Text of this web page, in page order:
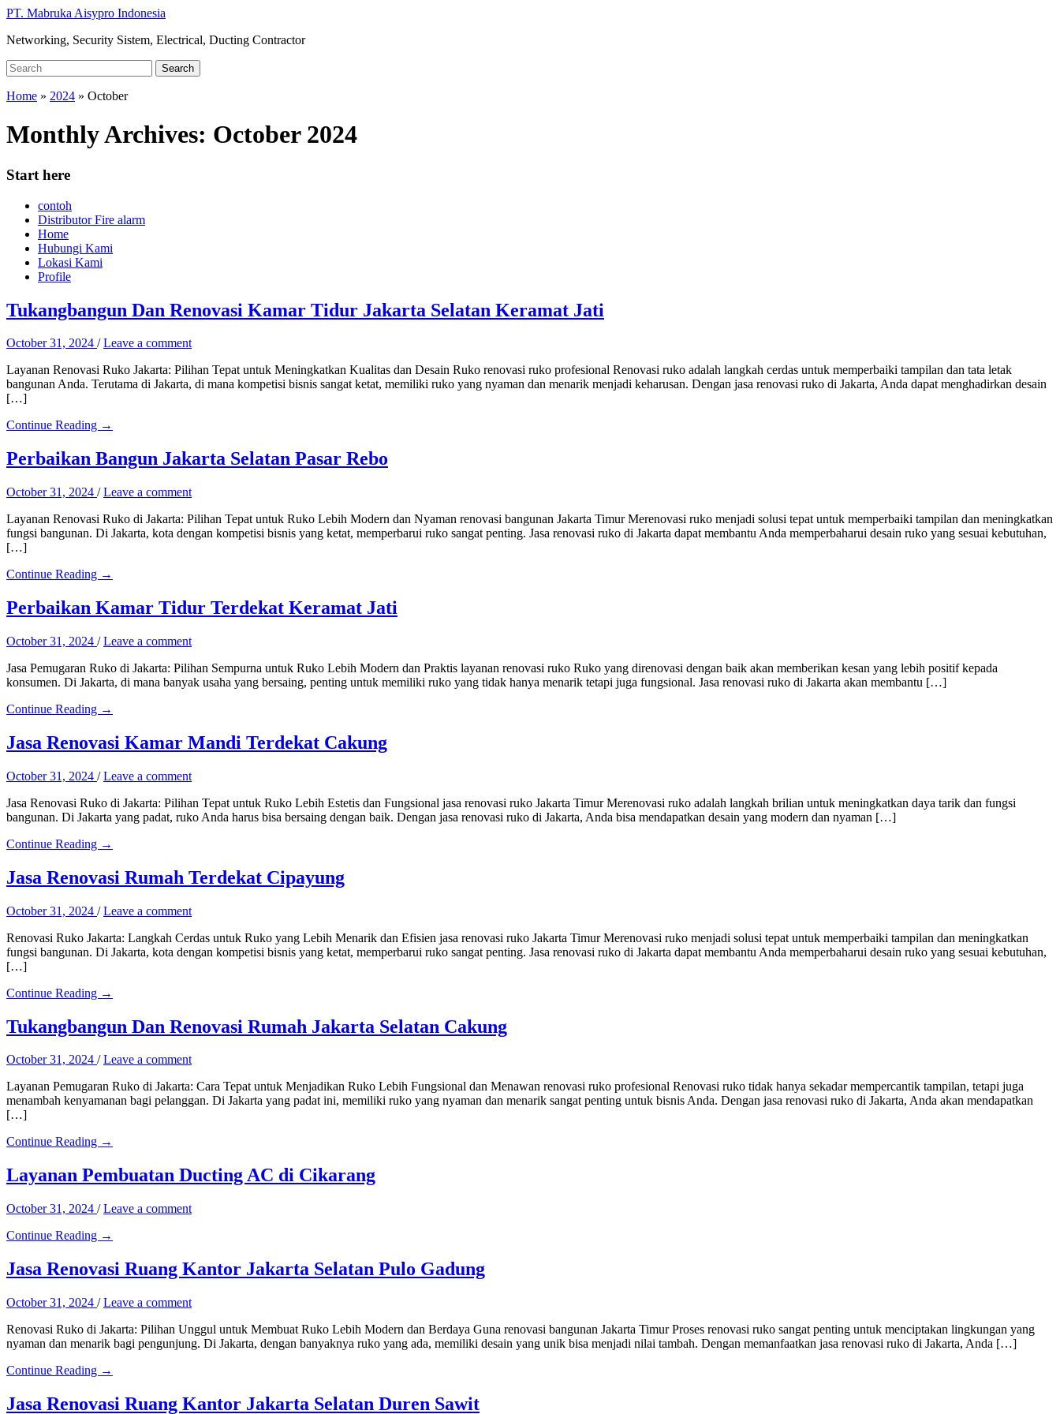
Skip
main
PT. Mabruka Aisypro Indonesia
Networking, Security Sistem, Electrical, Ducting Contractor
Search
for:
Search
Home » 2024 » October
Monthly Archives: October 2024
Start here
contoh
Distributor Fire alarm
Home
Hubungi Kami
Lokasi Kami
Profile
Tukangbangun Dan Renovasi Kamar Tidur Jakarta Selatan Keramat Jati
October 31, 2024 /Leave a comment
Layanan Renovasi Ruko Jakarta: Pilihan Tepat untuk Meningkatkan Kualitas dan Desain Ruko renovasi ruko profesional Renovasi ruko adalah langkah cerdas untuk memperbaiki tampilan dan tata letak
bangunan Anda. Terutama di Jakarta, di mana kompetisi bisnis sangat ketat, memiliki ruko yang nyaman dan menarik menjadi keharusan. Dengan jasa renovasi ruko di Jakarta, Anda dapat menghadirkan desain
[…]
Continue Reading →
Perbaikan Bangun Jakarta Selatan Pasar Rebo
October 31, 2024 /Leave a comment
Layanan Renovasi Ruko di Jakarta: Pilihan Tepat untuk Ruko Lebih Modern dan Nyaman renovasi bangunan Jakarta Timur Merenovasi ruko menjadi solusi tepat untuk memperbaiki tampilan dan meningkatkan
fungsi bangunan. Di Jakarta, kota dengan kompetisi bisnis yang ketat, memperbarui ruko sangat penting. Jasa renovasi ruko di Jakarta dapat membantu Anda memperbaharui desain ruko yang sesuai kebutuhan,
[…]
Continue Reading →
Perbaikan Kamar Tidur Terdekat Keramat Jati
October 31, 2024 /Leave a comment
Jasa Pemugaran Ruko di Jakarta: Pilihan Sempurna untuk Ruko Lebih Modern dan Praktis layanan renovasi ruko Ruko yang direnovasi dengan baik akan memberikan kesan yang lebih positif kepada
konsumen. Di Jakarta, di mana banyak usaha yang bersaing, penting untuk memiliki ruko yang tidak hanya menarik tetapi juga fungsional. Jasa renovasi ruko di Jakarta akan membantu […]
Continue Reading →
Jasa Renovasi Kamar Mandi Terdekat Cakung
October 31, 2024 /Leave a comment
Jasa Renovasi Ruko di Jakarta: Pilihan Tepat untuk Ruko Lebih Estetis dan Fungsional jasa renovasi ruko Jakarta Timur Merenovasi ruko adalah langkah brilian untuk meningkatkan daya tarik dan fungsi
bangunan. Di Jakarta yang padat, ruko Anda harus bisa bersaing dengan baik. Dengan jasa renovasi ruko di Jakarta, Anda bisa mendapatkan desain yang modern dan nyaman […]
Continue Reading →
Jasa Renovasi Rumah Terdekat Cipayung
October 31, 2024 /Leave a comment
Renovasi Ruko Jakarta: Langkah Cerdas untuk Ruko yang Lebih Menarik dan Efisien jasa renovasi ruko Jakarta Timur Merenovasi ruko menjadi solusi tepat untuk memperbaiki tampilan dan meningkatkan
fungsi bangunan. Di Jakarta, kota dengan kompetisi bisnis yang ketat, memperbarui ruko sangat penting. Jasa renovasi ruko di Jakarta dapat membantu Anda memperbaharui desain ruko yang sesuai kebutuhan,
[…]
Continue Reading →
Tukangbangun Dan Renovasi Rumah Jakarta Selatan Cakung
October 31, 2024 /Leave a comment
Layanan Pemugaran Ruko di Jakarta: Cara Tepat untuk Menjadikan Ruko Lebih Fungsional dan Menawan renovasi ruko profesional Renovasi ruko tidak hanya sekadar mempercantik tampilan, tetapi juga
menambah kenyamanan bagi pelanggan. Di Jakarta yang padat ini, memiliki ruko yang nyaman dan menarik sangat penting untuk bisnis Anda. Dengan jasa renovasi ruko di Jakarta, Anda akan mendapatkan
[…]
Continue Reading →
Layanan Pembuatan Ducting AC di Cikarang
October 31, 2024 /Leave a comment
Continue Reading →
Jasa Renovasi Ruang Kantor Jakarta Selatan Pulo Gadung
October 31, 2024 /Leave a comment
Renovasi Ruko di Jakarta: Pilihan Unggul untuk Membuat Ruko Lebih Modern dan Berdaya Guna renovasi bangunan Jakarta Timur Proses renovasi ruko sangat penting untuk menciptakan lingkungan yang
nyaman dan menarik bagi pengunjung. Di Jakarta, dengan banyaknya ruko yang ada, memiliki desain yang unik bisa menjadi nilai tambah. Dengan memanfaatkan jasa renovasi ruko di Jakarta, Anda […]
Continue Reading →
Jasa Renovasi Ruang Kantor Jakarta Selatan Duren Sawit